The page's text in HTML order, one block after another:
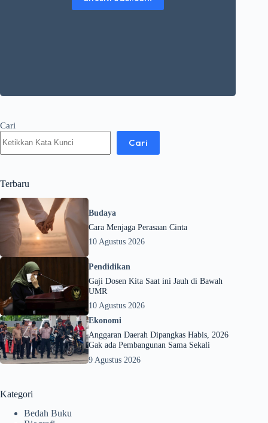
Cari
Cari
Terbaru
Budaya
Cara Menjaga Perasaan Cinta
10 Agustus 2026
Pendidikan
Gaji Dosen Kita Saat ini Jauh di Bawah
UMR
10 Agustus 2026
Ekonomi
Anggaran Daerah Dipangkas Habis, 2026
Gak ada Pembangunan Sama Sekali
9 Agustus 2026
Kategori
Bedah Buku